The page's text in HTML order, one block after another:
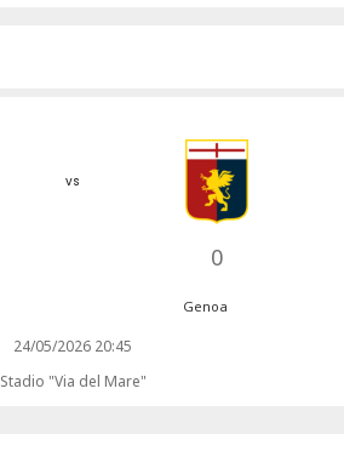
vs
0
Genoa
24/05/2026 20:45
Stadio "Via del Mare"